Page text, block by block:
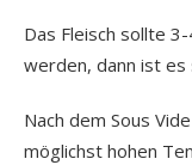
Das Fleisch sollte
werden, dann ist
Nach dem Sous
möglichst hohen